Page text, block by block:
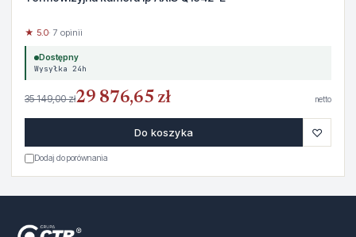
★ 5.0· 7 opinii
Dostępny
Wysyłka 24h
35 149,00 zł29 876,65 zł netto
Do koszyka ♡
Dodaj do porównania